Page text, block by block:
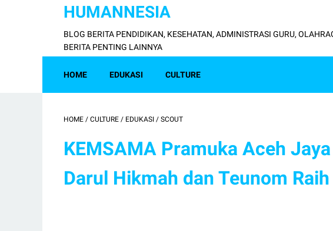
HUMANNESIA
BLOG BERITA PENDIDIKAN, KESEHATAN, ADMINISTRASI GURU,
BERITA PENTING LAINNYA
HOME EDUKASI CULTURE
HOME / CULTURE / EDUKASI / SCOUT
KEMSAMA Pramuka Aceh
Darul Hikmah dan Teunom